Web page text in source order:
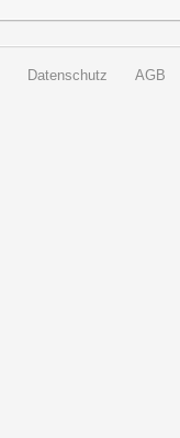
Datenschutz AGB